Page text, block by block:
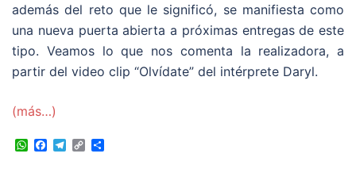
además del reto que le significó, se manifiesta como
una nueva puerta abierta a próximas entregas de este
tipo. Veamos lo que nos comenta la realizadora, a
partir del video clip “Olvídate” del intérprete Daryl.
(más…)
WhatsApp
Facebook
Telegram
Copy